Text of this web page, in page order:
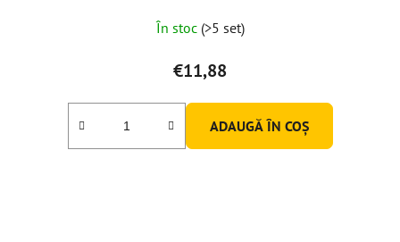
În stoc (>5 set)
€11,88
ADAUGĂ ÎN COŞ